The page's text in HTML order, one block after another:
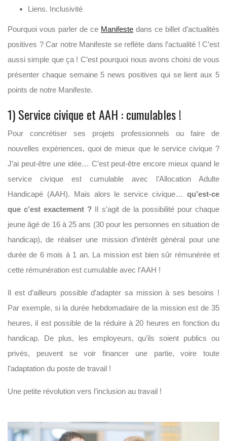
Liens. Inclusivité
Pourquoi vous parler de ce Manifeste dans ce billet d’actualités
positives ? Car notre Manifeste se reflète dans l’actualité ! C’est
aussi simple que ça ! C’est pourquoi nous avons choisi de vous
présenter chaque semaine 5 news positives qui se lient aux 5
points de notre Manifeste.
1) Service civique et AAH : cumulables !
Pour concrétiser ses projets professionnels ou faire de
nouvelles expériences, quoi de mieux que le service civique ?
J’ai peut-être une idée… C’est peut-être encore mieux quand le
service civique est cumulable avec l’Allocation Adulte
Handicapé (AAH). Mais alors le service civique… qu’est-ce
que c’est exactement ? Il s’agit de la possibilité pour chaque
jeune âgé de 16 à 25 ans (30 pour les personnes en situation de
handicap), de réaliser une mission d’intérêt général pour une
durée de 6 mois à 1 an. La mission est bien sûr rémunérée et
cette rémunération est cumulable avec l’AAH !
Il est d’ailleurs possible d’adapter sa mission à ses besoins !
Par exemple, si la durée hebdomadaire de la mission est de 35
heures, il est possible de la réduire à 20 heures en fonction du
handicap. De plus, les employeurs, qu’ils soient publics ou
privés, peuvent se voir financer une partie, voire toute
l’adaptation du poste de travail !
Une petite révolution vers l’inclusion au travail !